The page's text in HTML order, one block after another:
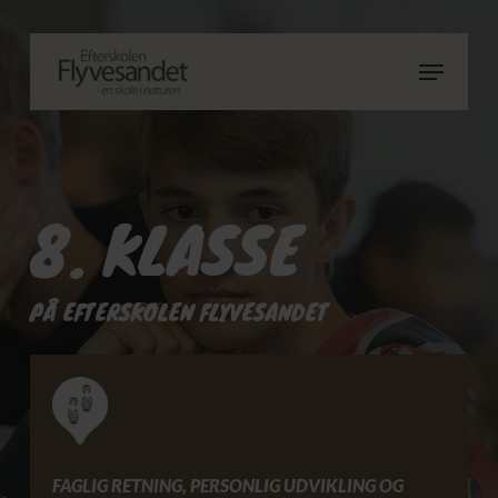
Menu
8. KLASSE
PÅ EFTERSKOLEN FLYVESANDET
FAGLIG RETNING, PERSONLIG UDVIKLING OG
Close